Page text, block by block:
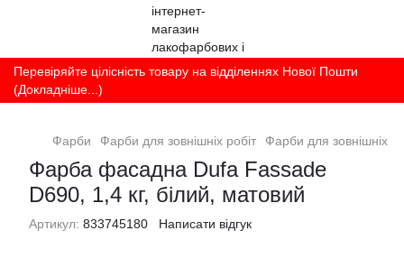
Перевіряйте цілісність товару на відділеннях Нової Пошти
(Докладніше...)
Фарби Фарби для зовнішніх робіт Фарби для зовнішніх
Фарба фасадна Dufa Fassade
D690, 1,4 кг, білий, матовий
Артикул: 833745180 Написати відгук